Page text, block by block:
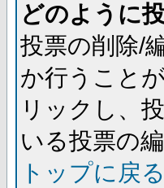
どのように
投票の削除/
か行うこと
リックし、
いる投票の
トップに戻る